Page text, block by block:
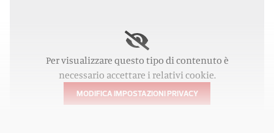
Per visualizzare questo tipo di contenuto è
necessario accettare i relativi cookie.
MODIFICA IMPOSTAZIONI PRIVACY